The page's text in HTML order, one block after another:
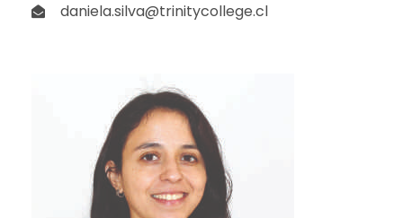
daniela.silva@trinitycollege.cl